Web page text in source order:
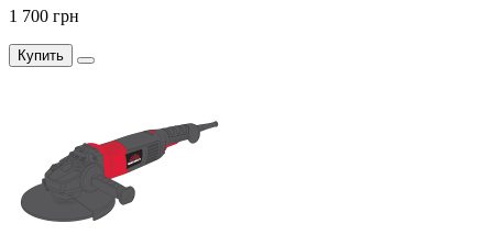
1 700 грн
Купить